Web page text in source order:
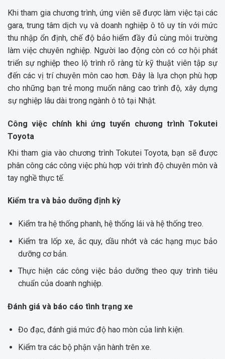
Khi tham gia chương trình, ứng viên sẽ được làm việc tại các
gara, trung tâm dịch vụ và doanh nghiệp ô tô uy tín với mức
thu nhập ổn định, chế độ bảo hiểm đầy đủ cùng môi trường
làm việc chuyên nghiệp. Người lao động còn có cơ hội phát
triển sự nghiệp theo lộ trình rõ ràng từ kỹ thuật viên tập sự
đến các vị trí chuyên môn cao hơn. Đây là lựa chọn phù hợp
cho những bạn trẻ mong muốn nâng cao trình độ, xây dựng
sự nghiệp lâu dài trong ngành ô tô tại Nhật.
Công việc chính khi ứng tuyển chương trình Tokutei
Toyota
Khi tham gia vào chương trình Tokutei Toyota, bạn sẽ được
phân công các công việc phù hợp với trình độ chuyên môn và
tay nghề thực tế.
Kiểm tra và bảo dưỡng định kỳ
Kiểm tra hệ thống phanh, hệ thống lái và hệ thống treo.
Kiểm tra lốp xe, ắc quy, dầu nhớt và các hạng mục bảo
dưỡng cơ bản.
Thực hiện các công việc bảo dưỡng theo quy trình tiêu
chuẩn của doanh nghiệp.
Đánh giá và báo cáo tình trạng xe
Đo đạc, đánh giá mức độ hao mòn của linh kiện.
Kiểm tra các bộ phận vận hành trên xe.